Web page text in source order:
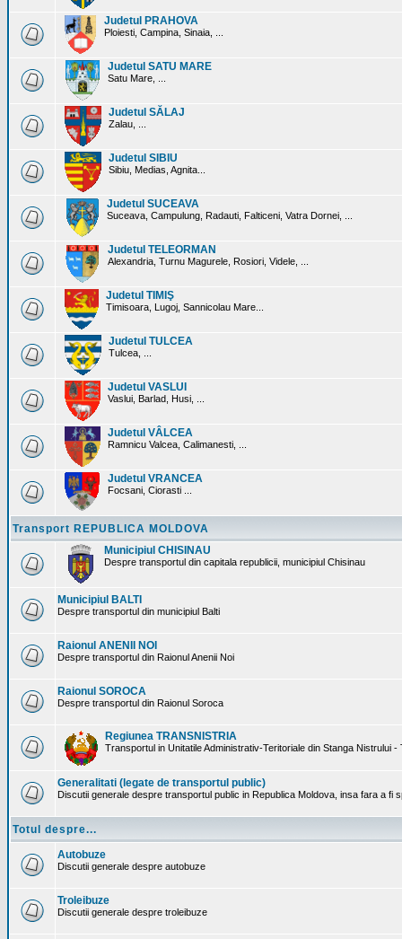
Judetul PRAHOVA
Ploiesti, Campina, Sinaia, ...
Judetul SATU MARE
Satu Mare, ...
Judetul SĂLAJ
Zalau, ...
Judetul SIBIU
Sibiu, Medias, Agnita...
Judetul SUCEAVA
Suceava, Campulung, Radauti, Falticeni, Vatra Dornei, ...
Judetul TELEORMAN
Alexandria, Turnu Magurele, Rosiori, Videle, ...
Judetul TIMIŞ
Timisoara, Lugoj, Sannicolau Mare...
Judetul TULCEA
Tulcea, ...
Judetul VASLUI
Vaslui, Barlad, Husi, ...
Judetul VÂLCEA
Ramnicu Valcea, Calimanesti, ...
Judetul VRANCEA
Focsani, Ciorasti ...
Transport REPUBLICA MOLDOVA
Municipiul CHISINAU
Despre transportul din capitala republicii, municipiul Chisinau
Municipiul BALTI
Despre transportul din municipiul Balti
Raionul ANENII NOI
Despre transportul din Raionul Anenii Noi
Raionul SOROCA
Despre transportul din Raionul Soroca
Regiunea TRANSNISTRIA
Transportul in Unitatile Administrativ-Teritoriale din Stanga Nistrului -
Generalitati (legate de transportul public)
Discutii generale despre transportul public in Republica Moldova, insa fara a fi
Totul despre...
Autobuze
Discutii generale despre autobuze
Troleibuze
Discutii generale despre troleibuze